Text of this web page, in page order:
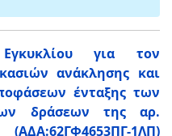
για τον
ανάκλησης και
ένταξης των
δράσεων της αρ.
(ΑΔΑ:62ΓΦ4653ΠΓ-1ΛΠ)